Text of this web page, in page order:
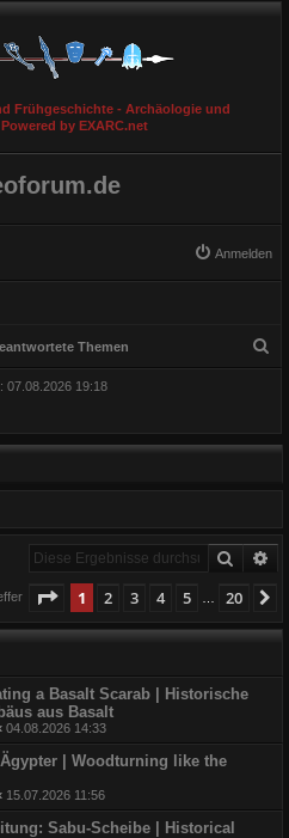
Frühgeschichte - Archäologie und
by EXARC.net
Anmelden
Themen
07.08.2026 19:18
Suche
Seite 1von 20
1 2 3 4 5 20
a Basalt Scarab | Historische
aus Basalt
04.08.2026 14:33
| Woodturning like the
15.07.2026 11:56
Sabu-Scheibe | Historical